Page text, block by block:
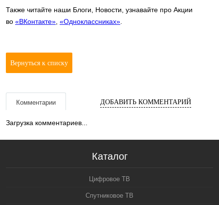
Также читайте наши Блоги, Новости, узнавайте про Акции
во «ВКонтакте» «Одноклассниках»
Вернуться к списку
Комментарии ДОБАВИТЬ КОММЕНТАРИЙ
Загрузка комментариев...
Каталог
Цифровое ТВ
Спутниковое ТВ